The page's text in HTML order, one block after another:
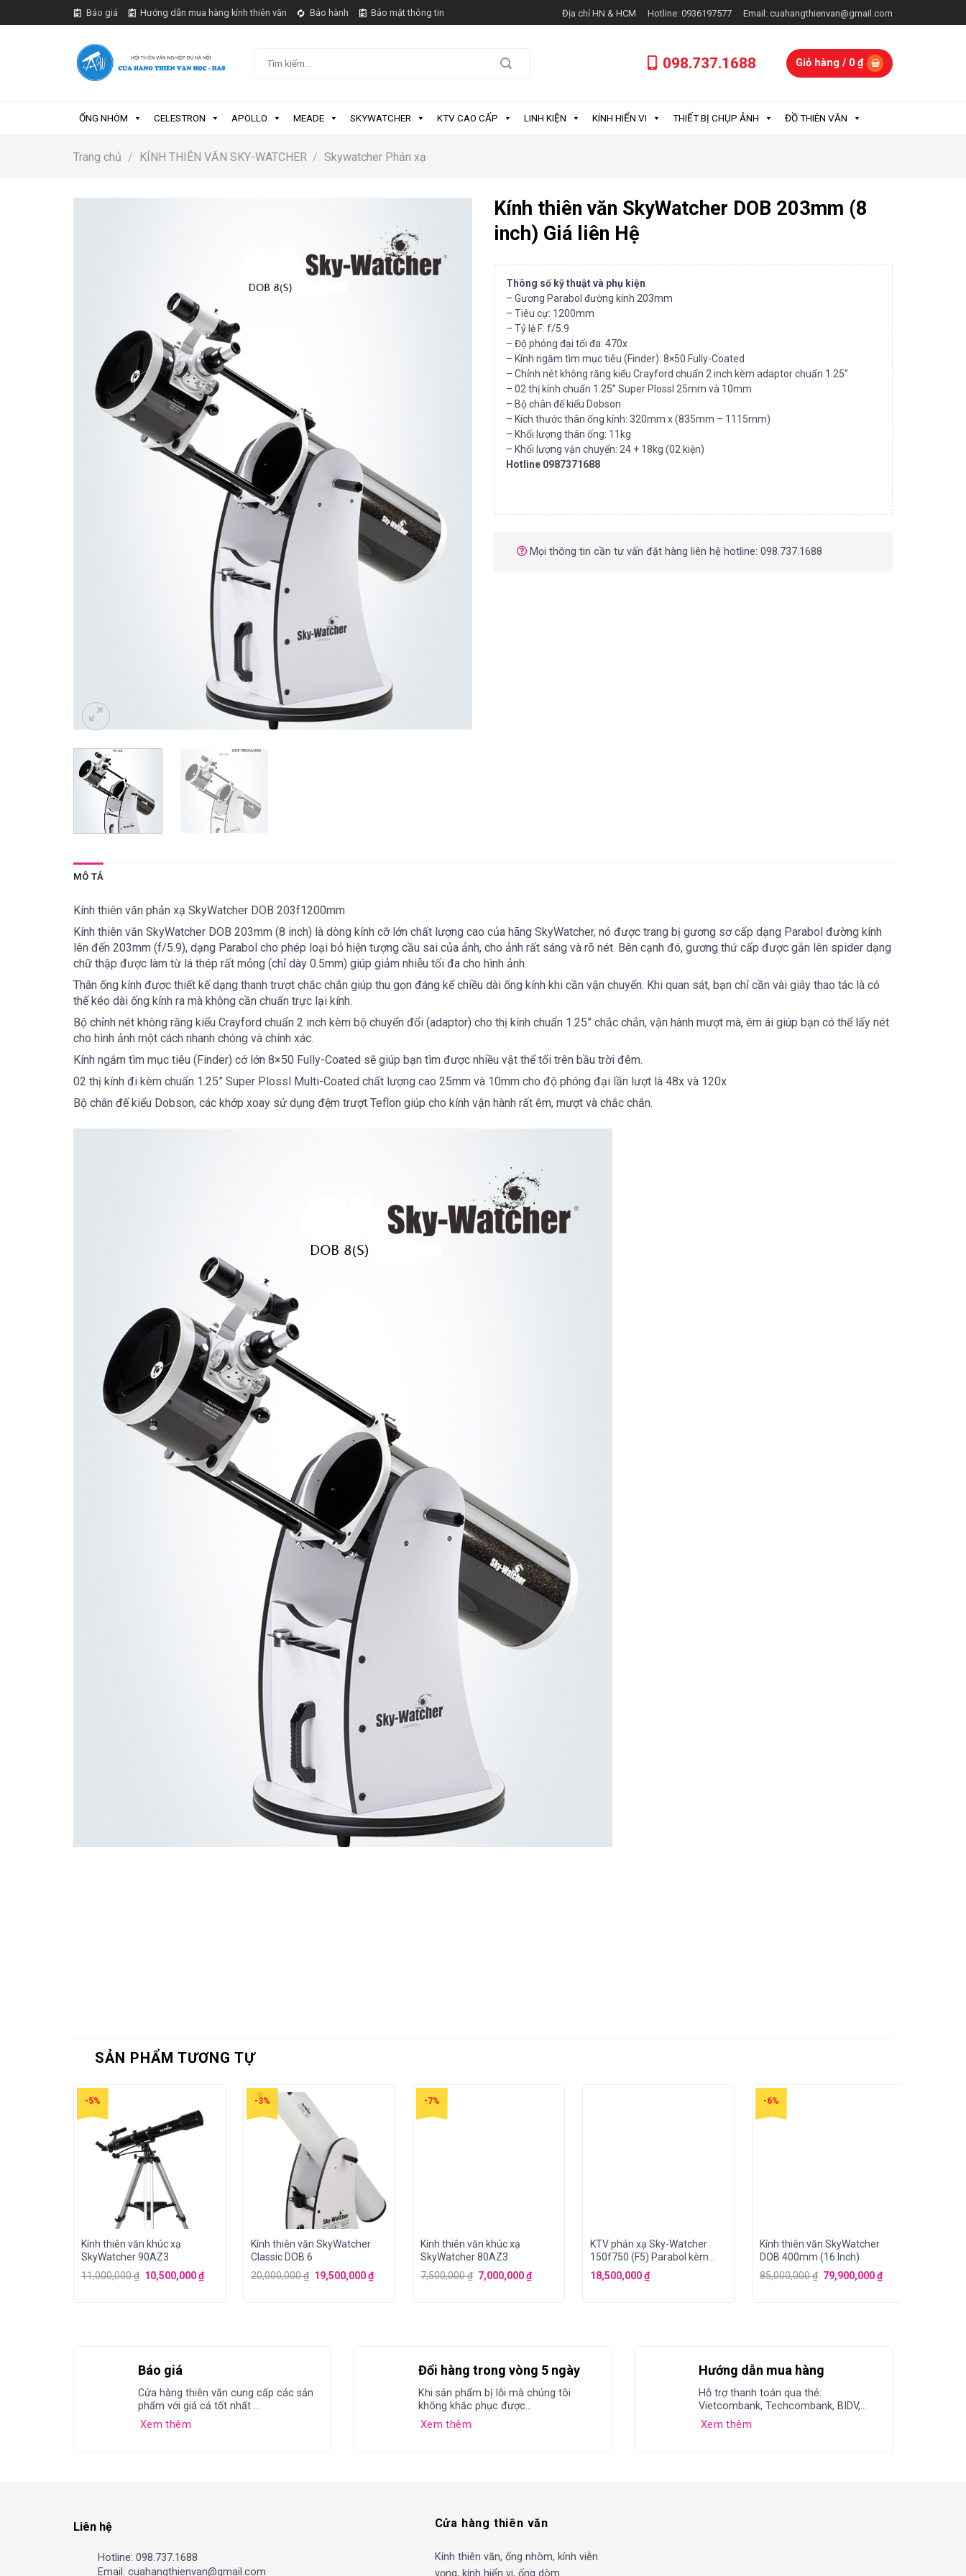
to
Báo giá Hướng dẫn mua hàng kính thiên văn Bảo hành Bảo mật thông tin Địa chỉ HN & HCM Hotline: 0936197577 Email: cuahangthienvan@gmail.com
kiếm:
098.737.1688 Giỏ hàng / 0₫
ỐNG NHÒM CELESTRON APOLLO MEADE SKYWATCHER KTV CAO CẤP LINH KIỆN KÍNH HIỂN VI THIẾT BỊ CHỤP ẢNH ĐỒ THIÊN VĂN
Trang chủ / KÍNH THIÊN VĂN SKY-WATCHER / Skywatcher Phản xạ
Kính thiên văn SkyWatcher DOB 203mm (8
inch) Giá liên Hệ
Thông số kỹ thuật và phụ kiện
– Gương Parabol đường kính 203mm
– Tiêu cự: 1200mm
– Tỷ lệ F: f/5.9
– Độ phóng đại tối đa: 470x
– Kính ngắm tìm mục tiêu (Finder): 8×50 Fully-Coated
– Chỉnh nét không răng kiểu Crayford chuẩn 2 inch kèm adaptor chuẩn 1.25”
– 02 thị kính chuẩn 1.25” Super Plossl 25mm và 10mm
– Bộ chân đế kiểu Dobson
– Kích thước thân ống kính: 320mm x (835mm – 1115mm)
– Khối lượng thân ống: 11kg
– Khối lượng vận chuyển: 24 + 18kg (02 kiện)
Hotline 0987371688
Mọi thông tin cần tư vấn đặt hàng liên hệ hotline: 098.737.1688
MÔ TẢ
Kính thiên văn phản xạ SkyWatcher DOB 203f1200mm
Kính thiên văn SkyWatcher DOB 203mm (8 inch) là dòng kính cỡ lớn chất lượng cao của hãng SkyWatcher, nó được trang bị gương sơ cấp dạng Parabol đường kính
lên đến 203mm (f/5.9), dạng Parabol cho phép loại bỏ hiện tượng cầu sai của ảnh, cho ảnh rất sáng và rõ nét. Bên cạnh đó, gương thứ cấp được gắn lên spider dạng
chữ thập được làm từ lá thép rất mỏng (chỉ dày 0.5mm) giúp giảm nhiễu tối đa cho hình ảnh.
Thân ống kính được thiết kế dạng thanh trượt chắc chắn giúp thu gọn đáng kể chiều dài ống kính khi cần vận chuyển. Khi quan sát, bạn chỉ cần vài giây thao tác là có
thế kéo dài ống kính ra mà không cần chuẩn trực lại kính.
Bộ chỉnh nét không răng kiểu Crayford chuẩn 2 inch kèm bộ chuyển đổi (adaptor) cho thị kính chuẩn 1.25” chắc chắn, vận hành mượt mà, êm ái giúp bạn có thể lấy nét
cho hình ảnh một cách nhanh chóng và chính xác.
Kính ngắm tìm mục tiêu (Finder) cớ lớn 8×50 Fully-Coated sẽ giúp bạn tìm được nhiều vật thể tối trên bầu trời đêm.
02 thị kính đi kèm chuẩn 1.25” Super Plossl Multi-Coated chất lượng cao 25mm và 10mm cho độ phóng đại lần lượt là 48x và 120x
Bộ chân đế kiểu Dobson, các khớp xoay sử dụng đệm trượt Teflon giúp cho kính vận hành rất êm, mượt và chắc chắn.
SẢN PHẨM TƯƠNG TỰ
-5%
Kính thiên văn khúc xạ
SkyWatcher 90AZ3
11,000,000₫ 10,500,000₫
-3%
Kính thiên văn SkyWatcher
Classic DOB 6
20,000,000₫ 19,500,000₫
-7%
Kính thiên văn khúc xạ
SkyWatcher 80AZ3
7,500,000₫ 7,000,000₫
KTV phản xạ Sky-Watcher
150f750 (F5) Parabol kèm
chân EQ3-D ống thép
18,500,000₫
-6%
Kính thiên văn SkyWatcher
DOB 400mm (16 Inch)
85,000,000₫ 79,900,000₫
Báo giá
Cửa hàng thiên văn cung cấp các sản
phẩm với giá cả tốt nhất ...
Xem thêm
Đổi hàng trong vòng 5 ngày
Khi sản phẩm bị lỗi mà chúng tôi
không khắc phục được...
Xem thêm
Hướng dẫn mua hàng
Hỗ trợ thanh toán qua thẻ:
Vietcombank, Techcombank, BIDV,...
Xem thêm
Liên hệ
Hotline: 098.737.1688
Email: cuahangthienvan@gmail.com
Cửa hàng thiên văn
Kính thiên văn, ống nhòm, kính viễn
vọng, kính hiển vi, ống dòm